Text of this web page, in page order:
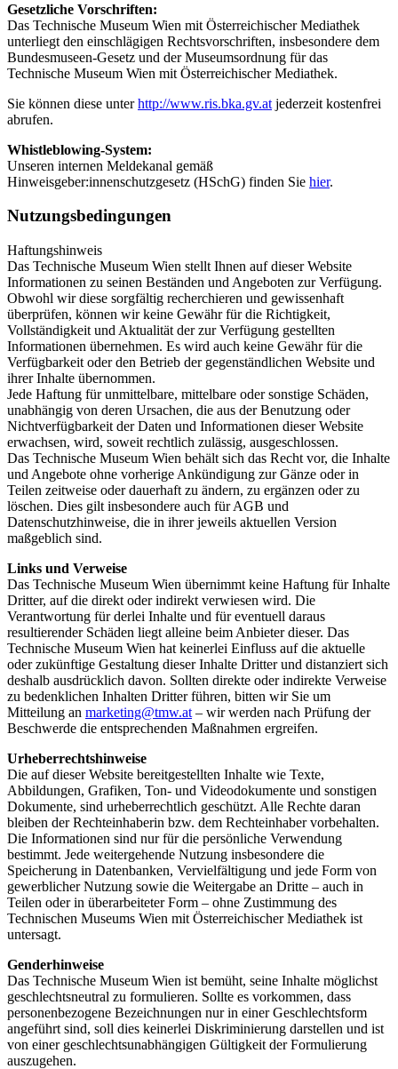
Gesetzliche Vorschriften:
Das Technische Museum Wien mit Österreichischer Mediathek
unterliegt den einschlägigen Rechtsvorschriften, insbesondere dem
Bundesmuseen-Gesetz und der Museumsordnung für das
Technische Museum Wien mit Österreichischer Mediathek.
Sie können diese unterhttp://www.ris.bka.gv.at jederzeit kostenfrei
abrufen.
Whistleblowing-System:
Unseren internen Meldekanal gemäß
Hinweisgeber:innenschutzgesetz (HSchG) finden Sie hier.
Nutzungsbedingungen
Haftungshinweis
Das Technische Museum Wien stellt Ihnen auf dieser Website
Informationen zu seinen Beständen und Angeboten zur Verfügung.
Obwohl wir diese sorgfältig recherchieren und gewissenhaft
überprüfen, können wir keine Gewähr für die Richtigkeit,
Vollständigkeit und Aktualität der zur Verfügung gestellten
Informationen übernehmen. Es wird auch keine Gewähr für die
Verfügbarkeit oder den Betrieb der gegenständlichen Website und
ihrer Inhalte übernommen.
Jede Haftung für unmittelbare, mittelbare oder sonstige Schäden,
unabhängig von deren Ursachen, die aus der Benutzung oder
Nichtverfügbarkeit der Daten und Informationen dieser Website
erwachsen, wird, soweit rechtlich zulässig, ausgeschlossen.
Das Technische Museum Wien behält sich das Recht vor, die Inhalte
und Angebote ohne vorherige Ankündigung zur Gänze oder in
Teilen zeitweise oder dauerhaft zu ändern, zu ergänzen oder zu
löschen. Dies gilt insbesondere auch für AGB und
Datenschutzhinweise, die in ihrer jeweils aktuellen Version
maßgeblich sind.
Links und Verweise
Das Technische Museum Wien übernimmt keine Haftung für Inhalte
Dritter, auf die direkt oder indirekt verwiesen wird. Die
Verantwortung für derlei Inhalte und für eventuell daraus
resultierender Schäden liegt alleine beim Anbieter dieser. Das
Technische Museum Wien hat keinerlei Einfluss auf die aktuelle
oder zukünftige Gestaltung dieser Inhalte Dritter und distanziert sich
deshalb ausdrücklich davon. Sollten direkte oder indirekte Verweise
zu bedenklichen Inhalten Dritter führen, bitten wir Sie um
Mitteilung an marketing@tmw.at – wir werden nach Prüfung der
Beschwerde die entsprechenden Maßnahmen ergreifen.
Urheberrechtshinweise
Die auf dieser Website bereitgestellten Inhalte wie Texte,
Abbildungen, Grafiken, Ton- und Videodokumente und sonstigen
Dokumente, sind urheberrechtlich geschützt. Alle Rechte daran
bleiben der Rechteinhaberin bzw. dem Rechteinhaber vorbehalten.
Die Informationen sind nur für die persönliche Verwendung
bestimmt. Jede weitergehende Nutzung insbesondere die
Speicherung in Datenbanken, Vervielfältigung und jede Form von
gewerblicher Nutzung sowie die Weitergabe an Dritte – auch in
Teilen oder in überarbeiteter Form – ohne Zustimmung des
Technischen Museums Wien mit Österreichischer Mediathek ist
untersagt.
Genderhinweise
Das Technische Museum Wien ist bemüht, seine Inhalte möglichst
geschlechtsneutral zu formulieren. Sollte es vorkommen, dass
personenbezogene Bezeichnungen nur in einer Geschlechtsform
angeführt sind, soll dies keinerlei Diskriminierung darstellen und ist
von einer geschlechtsunabhängigen Gültigkeit der Formulierung
auszugehen.